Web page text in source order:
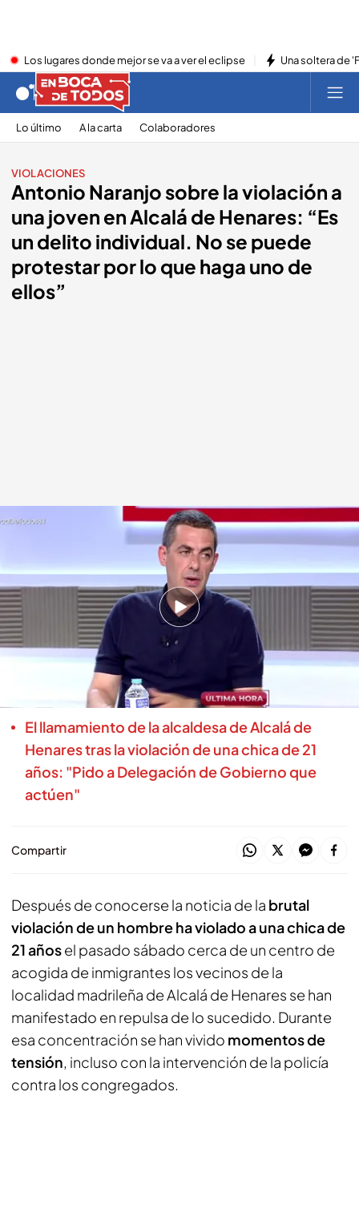
Los lugares donde mejor se va a ver el eclipse Una soltera de
Lo último A la carta Colaboradores
VIOLACIONES
Antonio Naranjo sobre la violación a
una joven en Alcalá de Henares: “Es
un delito individual. No se puede
protestar por lo que haga uno de
ellos”
Antonio Naranjo sobre la violación a una joven en Alcalá de Henares: “Es un
cuatro.com
cuatro.com
08 JUL 2025 - 14:27h.
La concejala de seguridad del Ayuntamiento,
Orlena de Miguel, ha reconocido que este
episodio ha sido la “gota que ha colmado el
El llamamiento de la alcaldesa de Alcalá de
Henares tras la violación de una chica de 21
años: "Pido a Delegación de Gobierno que
actúen"
Compartir
Después de conocerse la noticia de la brutal
violación de un hombre ha violado a una chica de
21 añosel pasado sábado cerca de un centro de
acogida de inmigrantes los vecinos de la
localidad madrileña de Alcalá de Henares se han
manifestado en repulsa de lo sucedido. Durante
esa concentración se han vivido momentos de
tensión, incluso con la intervención de la policía
contra los congregados.